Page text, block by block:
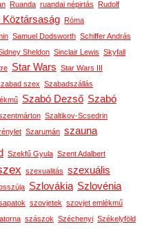
Ruanda ruandai népirtás Rudolf
Köztársaság Róma
Samuel Dodsworth Schiffer András
Sheldon Sinclair Lewis Skyfall
Star Wars Star Wars III
szex Szabadszállás
Szabó Dezső Szabó
Szaltikov-Scsedrin
Szarumán szauna
Szekfű Gyula Szent Adalbert
szexualitás szexuális
Szlovákia Szlovénia
szovjetek szovjet emlékmű
szászok Széchenyi Székelyföld